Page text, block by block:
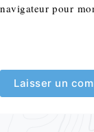
navigateur pour
Laisser un